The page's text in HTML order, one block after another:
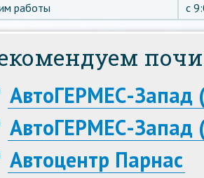
работы
c
АвтоГЕРМЕС-Запад
АвтоГЕРМЕС-Запад
Автоцентр Парнас